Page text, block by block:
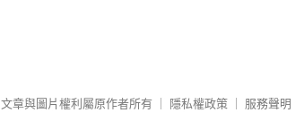
文章與圖片權利屬原作者所有 隱私權政策 服務聲明